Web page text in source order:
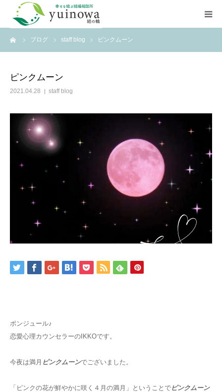
ブログ staff blog ピンクムーン
ピンクムーン
2021.04.28 staff blog
ボンジュール♪
恋愛心理カウンセラーのIKKOです。
今夜は満月 ピンクムーンでございました。
「ピンクの花が鮮やかに咲く４月の満月」ということでピンクムーン
HOME
お知らせ
店舗案内
ご相談はこちら
資料請求